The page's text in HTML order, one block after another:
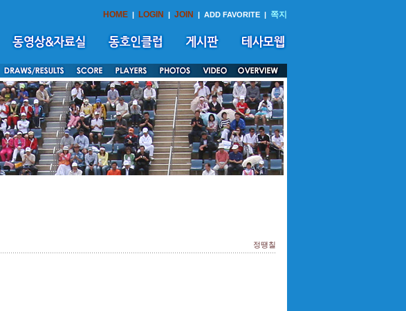
HOME | LOGIN | JOIN | ADD FAVORITE | 쪽지
정땡칠